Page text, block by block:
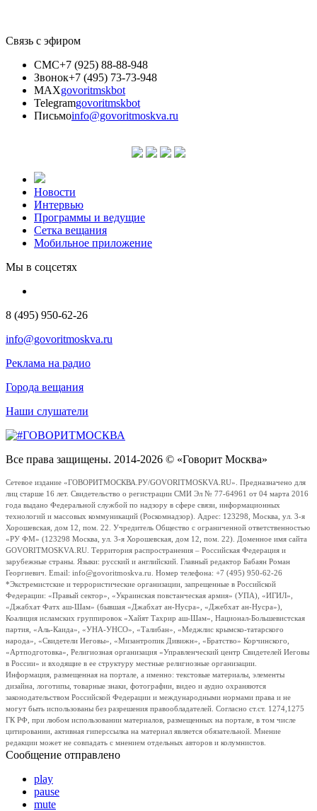
Связь с эфиром
СМС+7 (925) 88-88-948
Звонок+7 (495) 73-73-948
MAXgovoritmskbot
Telegramgovoritmskbot
Письмоinfo@govoritmoskva.ru
Новости
Интервью
Программы и ведущие
Сетка вещания
Мобильное приложение
Мы в соцсетях
8 (495) 950-62-26
info@govoritmoskva.ru
Реклама на радио
Города вещания
Наши слушатели
Все права защищены. 2014-2026 © «Говорит Москва»
Сетевое издание «ГОВОРИТМОСКВА.РУ/GOVORITMOSKVA.RU». Предназначено для
лиц старше 16 лет. Свидетельство о регистрации СМИ Эл № 77-64961 от 04 марта 2016
года выдано Федеральной службой по надзору в сфере связи, информационных
технологий и массовых коммуникаций (Роскомнадзор). Адрес: 123298, Москва, ул. 3-я
Хорошевская, дом 12, пом. 22. Учредитель Общество с ограниченной ответственностью
«РУ ФМ» (123298 Москва, ул. 3-я Хорошевская, дом 12, пом. 22). Доменное имя сайта
GOVORITMOSKVA.RU. Территория распространения – Российская Федерация и
зарубежные страны. Языки: русский и английский. Главный редактор Бабаян Роман
Георгиевич. Email: info@govoritmoskva.ru. Номер телефона: +7 (495) 950-62-26
*Экстремистские и террористические организации, запрещенные в Российской
Федерации: «Правый сектор», «Украинская повстанческая армия» (УПА), «ИГИЛ»,
«Джабхат Фатх аш-Шам» (бывшая «Джабхат ан-Нусра», «Джебхат ан-Нусра»),
Коалиция исламских группировок «Хайят Тахрир аш-Шам», Национал-Большевистская
партия, «Аль-Каида», «УНА-УНСО», «Талибан», «Меджлис крымско-татарского
народа», «Свидетели Иеговы», «Мизантропик Дивижн», «Братство» Корчинского,
«Артподготовка», Религиозная организация «Управленческий центр Свидетелей Иеговы
в России» и входящие в ее структуру местные религиозные организации.
Информация, размещенная на портале, а именно: текстовые материалы, элементы
дизайна, логотипы, товарные знаки, фотографии, видео и аудио охраняются
законодательством Российской Федерации и международными нормами права и не
могут быть использованы без разрешения правообладателей. Согласно ст.ст. 1274,1275
ГК РФ, при любом использовании материалов, размещенных на портале, в том числе
цитировании, активная гиперссылка на материал является обязательной. Мнение
редакции может не совпадать с мнением отдельных авторов и колумнистов.
Сообщение отправлено
play
pause
mute